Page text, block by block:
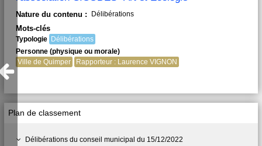
Plan de classement
Délibérations du conseil municipal du 15/12/2022
Nature du contenu : Délibérations
Mots-clés
Typologie Délibérations
Personne (physique ou morale)
Ville de Quimper
Rapporteur : Laurence VIGNON